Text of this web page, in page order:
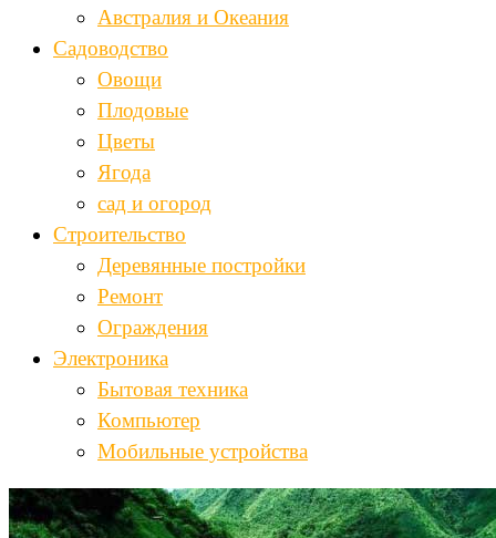
Австралия и Океания
Садоводство
Овощи
Плодовые
Цветы
Ягода
сад и огород
Строительство
Деревянные постройки
Ремонт
Ограждения
Электроника
Бытовая техника
Компьютер
Мобильные устройства